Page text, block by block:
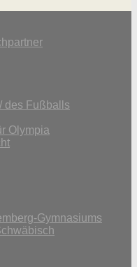
des Fußballs
Olympia
Gymnasiums